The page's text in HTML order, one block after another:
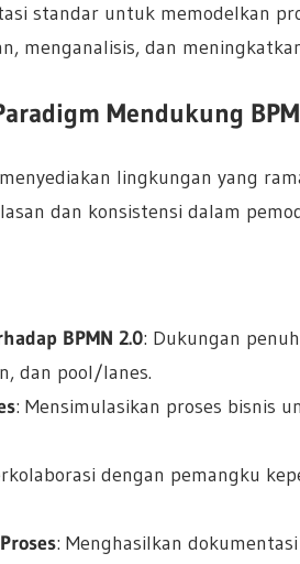
standar untuk memodelkan
menganalisis, dan
Mendukung
lingkungan yang
dan konsistensi dalam
BPMN 2.0: Dukungan
dan pool/lanes.
: Mensimulasikan proses bisnis
dengan pemangku
: Menghasilkan